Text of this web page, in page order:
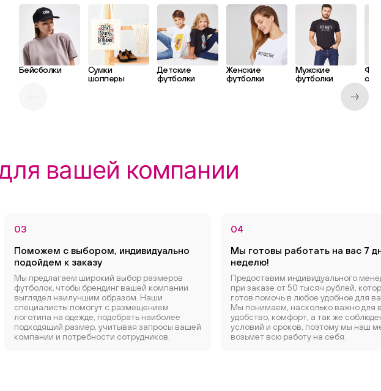
Бейсболки
Сумки
шопперы
Детские
футболки
Женские
футболки
Мужские
футболки
вашей компании
03
Поможем с выбором, индивидуально
подойдем к заказу
Мы предлагаем широкий выбор размеров
футболок, чтобы брендинг вашей компании
выглядел наилучшим образом. Наши
специалисты помогут с размещением
логотипа на одежде, подобрать наиболее
подходящий размер, учитывая запросы вашей
компании и потребности сотрудников.
04
Мы готовы работать на вас 7
неделю!
Предоставим индивидуального
при заказе от 50 тысяч рублей,
готов помочь в любое удобное для
Мы понимаем, насколько важно для
удобство, комфорт, а так же
условий и сроков, поэтому мы наш
возьмет всю работу на себя.